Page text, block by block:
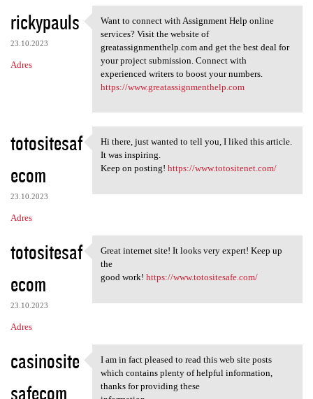
rickypauls
23.10.2023
Adres
Want to connect with
Want to connect with Assignment Help online
services? Visit the website of
greatassignmenthelp.com and get the best deal for
your project submission. Connect with
experienced writers to boost your numbers.
https://www.greatassignmenthelp.com
totositesaf
ecom
23.10.2023
Adres
Hi there, just wanted to tell
Hi there, just wanted to tell you, I liked this article.
It was inspiring.
Keep on posting! https://www.totositenet.com/
totositesaf
ecom
23.10.2023
Adres
Great internet site! It looks
Great internet site! It looks very expert! Keep up
the
good work! https://www.totositesafe.com/
casinosite
safecom
I am in fact pleased to read
I am in fact pleased to read this web site posts
which contains plenty of helpful information,
thanks for providing these